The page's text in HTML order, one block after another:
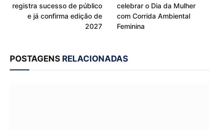
registra sucesso de público
e já confirma edição de
2027
celebrar o Dia da Mulher
com Corrida Ambiental
Feminina
POSTAGENS RELACIONADAS